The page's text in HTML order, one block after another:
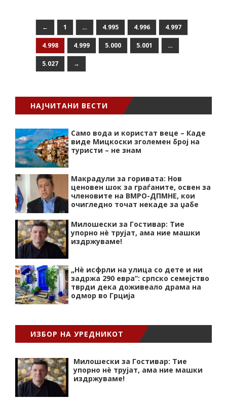
← 1 … 4.995 4.996 4.997
4.998 4.999 5.000 5.001 …
5.027 →
НАЈЧИТАНИ ВЕСТИ
Само вода и користат веце – Каде
виде Мицкоски зголемен број на
туристи – не знам
Макрадули за горивата: Нов
ценовен шок за граѓаните, освен за
членовите на ВМРО-ДПМНЕ, кои
очигледно точат некаде за џабе
Милошески за Гостивар: Тие
упорно нѐ трујат, ама ние машки
издржуваме!
„Нѐ исфрли на улица со дете и ни
задржа 290 евра“: српско семејство
тврди дека доживеало драма на
одмор во Грција
ИЗБОР НА УРЕДНИКОТ
Милошески за Гостивар: Тие
упорно нѐ трујат, ама ние машки
издржуваме!